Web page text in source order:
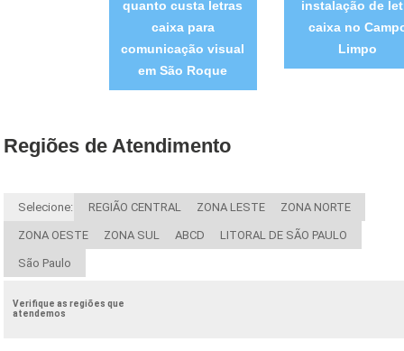
quanto custa letras
caixa para
comunicação visual
em São Roque
instalação de
caixa no
Limpo
Regiões de Atendimento
Selecione: REGIÃO CENTRAL ZONA LESTE ZONA NORTE
ZONA OESTE ZONA SUL ABCD LITORAL DE SÃO PAULO
São Paulo
Verifique as regiões que
atendemos